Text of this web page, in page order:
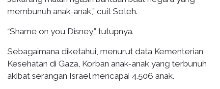
membunuh anak-anak,” cuit Soleh.
“Shame on you Disney,” tutupnya.
Sebagaimana diketahui, menurut data Kementerian
Kesehatan di Gaza, Korban anak-anak yang terbunuh
akibat serangan Israel mencapai 4.506 anak.